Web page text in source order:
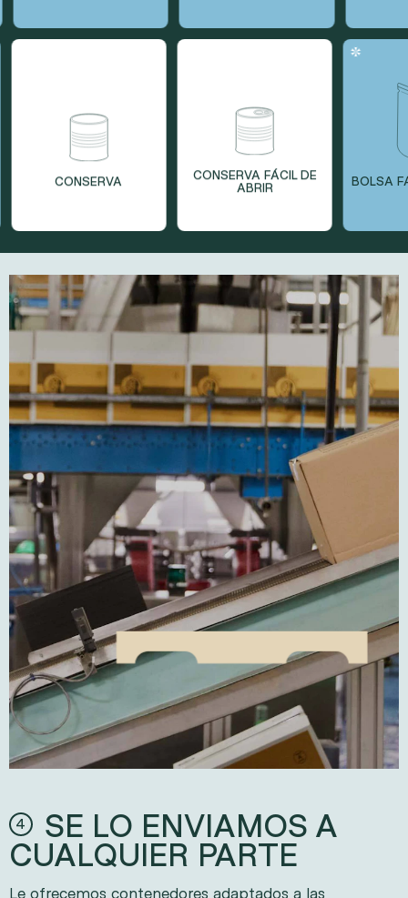
CONSERVA
CONSERVA FÁCIL DE
ABRIR
4
SE LO ENVIAMOS A
CUALQUIER PARTE
Le ofrecemos contenedores adaptados a las